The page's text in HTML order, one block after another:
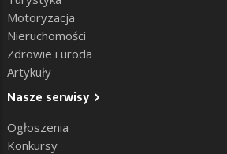
Motoryzacja
Nieruchomości
Zdrowie i uroda
Artykuły
Nasze serwisy
Ogłoszenia
Konkursy